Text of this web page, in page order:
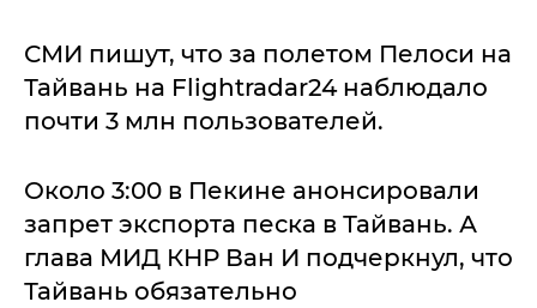
СМИ пишут, что за полетом Пелоси на
Тайвань на Flightradar24 наблюдало
почти 3 млн пользователей.
Около 3:00 в Пекине анонсировали
запрет экспорта песка в Тайвань. А
глава МИД КНР Ван И подчеркнул, что
Тайвань обязательно